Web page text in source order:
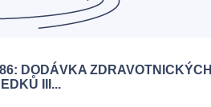
DODÁVKA ZDRAVOTNICKÝCH
III...